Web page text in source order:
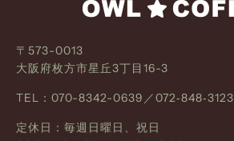
〒573-0013
大阪府枚方市星丘3丁目16-3
TEL：070-8342-0639／072‐848‐3123
定休日：毎週日曜日、祝日